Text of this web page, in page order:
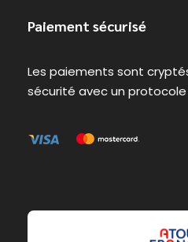
Paiement sécurisé
Les paiements sont
sécurité avec un protocole